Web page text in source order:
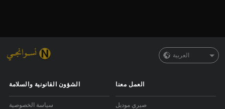
العربية
الشؤون القانونية والسلامة
سياسة الخصوصية
العمل معنا
صيري موديل